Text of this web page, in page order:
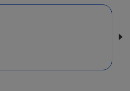
COMUNICADO - A la